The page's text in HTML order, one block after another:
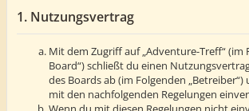
1. Nutzungsvertrag
Mit dem Zugriff auf „Adventure-Treff“ (im
Board“) schließt du einen
des Boards ab (im Folgenden
mit den nachfolgenden Regelungen